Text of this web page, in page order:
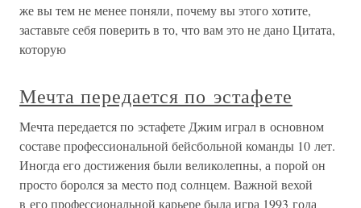
же вы тем не менее поняли, почему вы этого хотите,
заставьте себя поверить в то, что вам это не дано Цитата,
которую
Мечта передается по эстафете
Мечта передается по эстафете Джим играл в основном
составе профессиональной бейсбольной команды 10 лет.
Иногда его достижения были великолепны, а порой он
просто боролся за место под солнцем. Важной вехой
в его профессиональной карьере была игра 1993 года